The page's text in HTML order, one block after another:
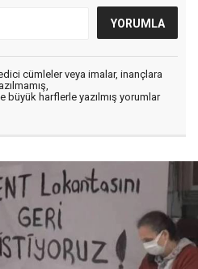
cümleler veya imalar, inançlara
büyük harflerle yazılmış yorumlar